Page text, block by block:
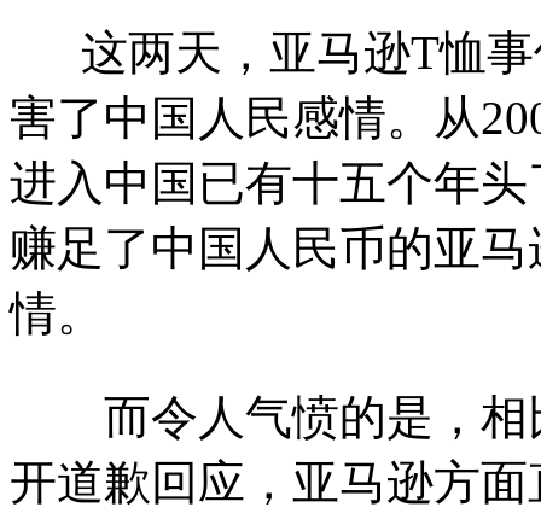
这两天，亚马逊T恤事
害了中国人民感情。从
进入中国已有十五个年
赚足了中国人民币的亚
情。
而令人气愤的是，相
开道歉回应，亚马逊方